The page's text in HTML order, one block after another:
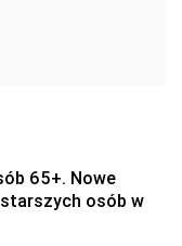
65+. Nowe
osób w